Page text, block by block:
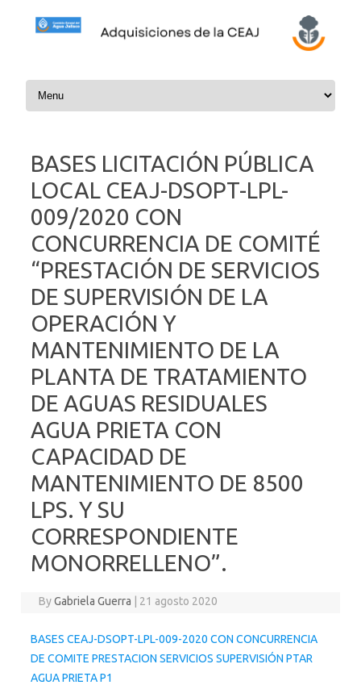
Skip to content
BASES LICITACIÓN PÚBLICA
LOCAL CEAJ-DSOPT-LPL-
009/2020 CON
CONCURRENCIA DE COMITÉ
“PRESTACIÓN DE SERVICIOS
DE SUPERVISIÓN DE LA
OPERACIÓN Y
MANTENIMIENTO DE LA
PLANTA DE TRATAMIENTO
DE AGUAS RESIDUALES
AGUA PRIETA CON
CAPACIDAD DE
MANTENIMIENTO DE 8500
LPS. Y SU
CORRESPONDIENTE
MONORRELLENO”.
ByGabriela Guerra 21 agosto 2020
BASES CEAJ-DSOPT-LPL-009-2020 CON CONCURRENCIA
DE COMITE PRESTACION SERVICIOS SUPERVISIÓN PTAR
AGUA PRIETA P1